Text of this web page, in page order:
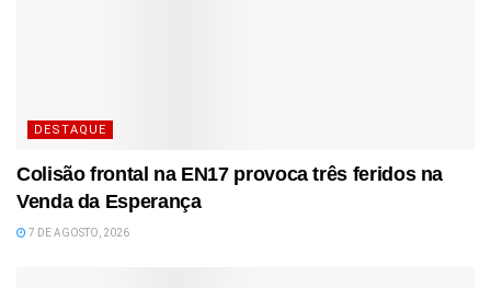
DESTAQUE
Colisão frontal na EN17 provoca três feridos na
Venda da Esperança
7 DE AGOSTO, 2026